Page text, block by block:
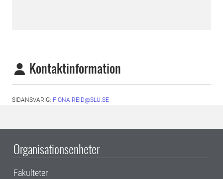
Kontaktinformation
SIDANSVARIG: FIONA.REID@SLU.SE
Organisationsenheter
Fakulteter